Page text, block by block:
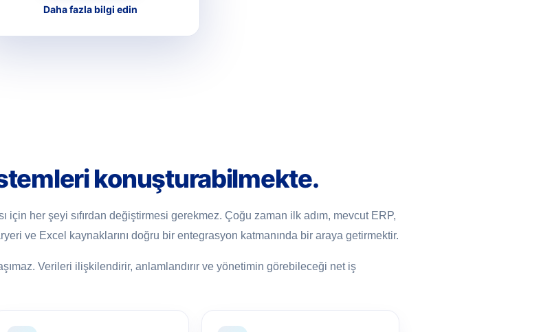
konuşturabilmekte.
için her şeyi sıfırdan değiştirmesi gerekmez. Çoğu zaman ilk adım, mevcut ERP,
ve Excel kaynaklarını doğru bir entegrasyon katmanında bir araya getirmektir.
Verileri ilişkilendirir, anlamlandırır ve yönetimin görebileceği net iş
Daha fazla bilgi edin